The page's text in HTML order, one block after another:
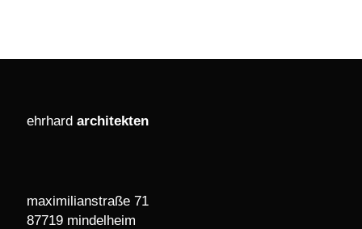
ehrhard architekten
maximilianstraße 71
87719 mindelheim